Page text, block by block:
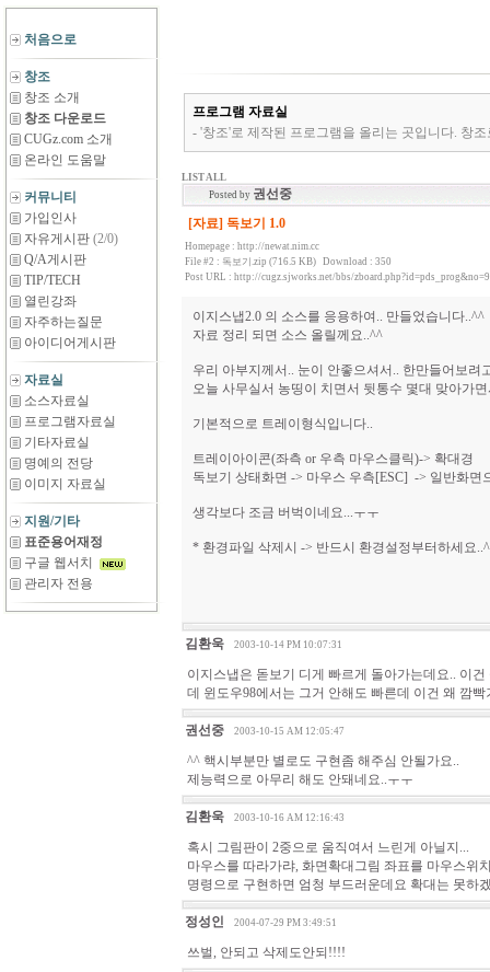
처음으로
창조
창조 소개
창조 다운로드
CUGz.com 소개
온라인 도움말
커뮤니티
가입인사
자유게시판 (2/0)
Q/A게시판
TIP/TECH
열린강좌
자주하는질문
아이디어게시판
자료실
소스자료실
프로그램자료실
기타자료실
명예의 전당
이미지 자료실
지원/기타
표준용어재정
구글 웹서치
관리자 전용
프로그램 자료실
- '창조'로 제작된 프로그램을 올리는 곳입니다. 창
LIST ALL
Posted by 권선중
[자료] 독보기 1.0
Homepage : http://newat.nim.cc
File #2 : 독보기.zip (716.5 KB)
Download : 350
Post URL : http://cugz.sjworks.net/bbs/
이지스냅2.0 의 소스를 응용하여.. 만들었습니다..^^
자료 정리 되면 소스 올릴께요..^^
우리 아부지께서.. 눈이 안좋으셔서.. 한만들어보려
오늘 사무실서 농띵이 치면서 뒷통수 몇대 맞아가
기본적으로 트레이형식입니다..
트레이아이콘(좌측 or 우측 마우스클릭)-> 확대경
독보기 상태화면 -> 마우스 우측[ESC] -> 일반화면
생각보다 조금 버벅이네요...ㅜㅜ
* 환경파일 삭제시 -> 반드시 환경설정부터하세요
김환욱 2003-10-14 PM 10:07:31
이지스냅은 돋보기 디게 빠르게 돌아가는데요.. 이
데 윈도우98에서는 그거 안해도 빠른데 이건 왜 깜빡
권선중 2003-10-15 AM 12:05:47
^^ 핵시부분만 별로도 구현좀 해주심 안될가요..
제능력으로 아무리 해도 안돼네요..ㅜㅜ
김환욱 2003-10-16 AM 12:16:43
혹시 그림판이 2중으로 움직여서 느린게 아닐지...
마우스를 따라가랴, 화면확대그림 좌표를 마우스위
명령으로 구현하면 엄청 부드러운데요 확대는 못하
정성인 2004-07-29 PM 3:49:51
쓰벌, 안되고 삭제도안되!!!!